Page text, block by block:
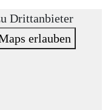
Drittanbieter
erlauben